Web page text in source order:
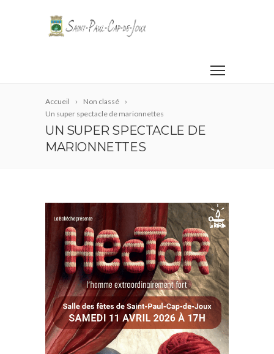
Accueil
Non classé
Un super spectacle de marionnettes
UN SUPER SPECTACLE DE
MARIONNETTES